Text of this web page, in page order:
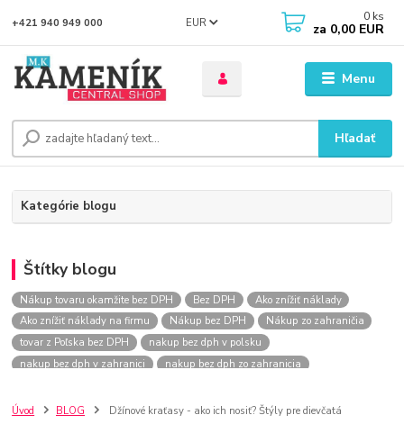
Menu
EUR
Hľadať
+421 940 949 000 0 ks
za 0,00 EUR
Kategórie blogu
Štítky blogu
Nákup tovaru okamžite bez DPH Bez DPH
Ako znížiť náklady
Ako znížiť náklady na firmu
Nákup bez DPH
Nákup zo zahraničia
tovar z Poľska bez DPH
nakup bez dph v polsku
nakup bez dph v zahranici
nakup bez dph zo zahranicia
szco nakup bez dph
Smart hodinky pre deti
Úvod BLOG Džínové kraťasy - ako ich nosiť? Štýly pre dievčatá